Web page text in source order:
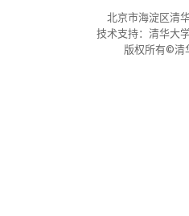
校友文苑
三创大赛
会长致辞
北京市海淀区清
技术支持：清华大
版权所有©清